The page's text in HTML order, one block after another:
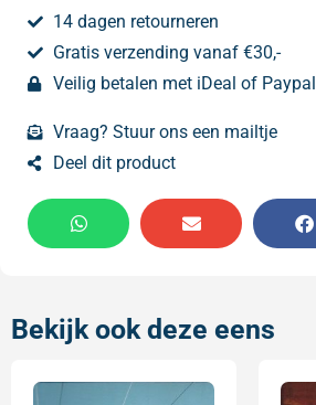
14 dagen retourneren
Gratis verzending vanaf €30,-
Veilig betalen met iDeal of Paypal
Vraag? Stuur ons een mailtje
Deel dit product
Bekijk ook deze eens